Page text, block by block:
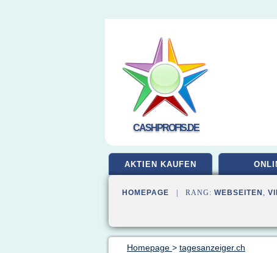
CASHPROFIS.DE
AKTIEN KAUFEN
HOMEPAGE | RANG: WEBSEITEN ,
Homepage > tagesanzeiger.ch